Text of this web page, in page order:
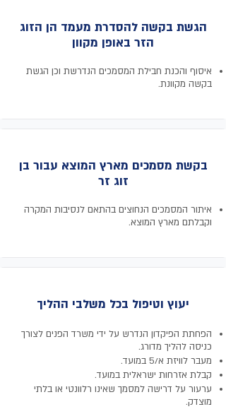
הגשת בקשה להסדרת מעמד הן הזוג
הזר באופן מקוון
איסוף והכנת חבילת המסמכים הנדרשת וכן הגשת
בקשה מקוונת.
בקשת מסמכים מארץ המוצא עבור בן
זוג זר
איתור המסמכים הנחוצים בהתאם לנסיבות המקרה
וקבלתם מארץ המוצא.
יעוץ וטיפול בכל משלבי ההליך
הפחתת הפיקדון הנדרש על ידי משרד הפנים לצורך
כניסה להליך מדורג.
מעבר לוויזת א/5 במועד.
קבלת אזרחות ישראלית במועד.
ערעור על דרישה למסמך שאינו רלוונטי או בלתי
מוצדק.